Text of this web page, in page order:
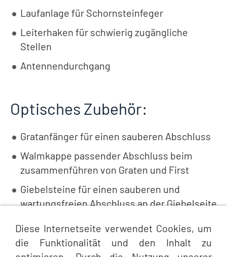
Laufanlage für Schornsteinfeger
Leiterhaken für schwierig zugängliche
Stellen
Antennendurchgang
Optisches Zubehör:
Gratanfänger für einen sauberen Abschluss
Walmkappe passender Abschluss beim
zusammenführen von Graten und First
Giebelsteine für einen sauberen und
wartungsfreien Abschluss an der Giebelseite
Diese Internetseite verwendet Cookies, um
die Funktionalität und den Inhalt zu